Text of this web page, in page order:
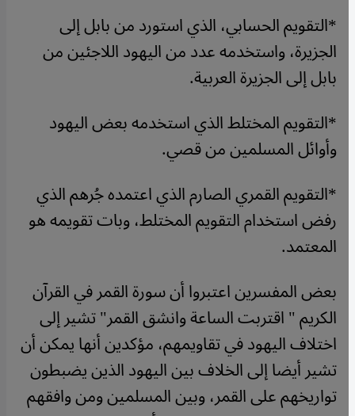
*التقويم الحسابي، الذي استورد من بابل إلى
الجزيرة، واستخدمه عدد من اليهود اللاجئين من
بابل إلى الجزيرة العربية.
*التقويم المختلط الذي استخدمه بعض اليهود
وأوائل المسلمين من قصي.
*التقويم القمري الصارم الذي اعتمده جُرهم الذي
رفض استخدام التقويم المختلط، وبات تقويمه هو
المعتمد.
بعض المفسرين اعتبروا أن سورة القمر في القرآن
الكريم " اقتربت الساعة وانشق القمر" تشير إلى
اختلاف اليهود في تقاويمهم، مؤكدين أنها يمكن أن
تشير أيضا إلى الخلاف بين اليهود الذين يضبطون
تواريخهم على القمر، وبين المسلمين ومن وافقهم